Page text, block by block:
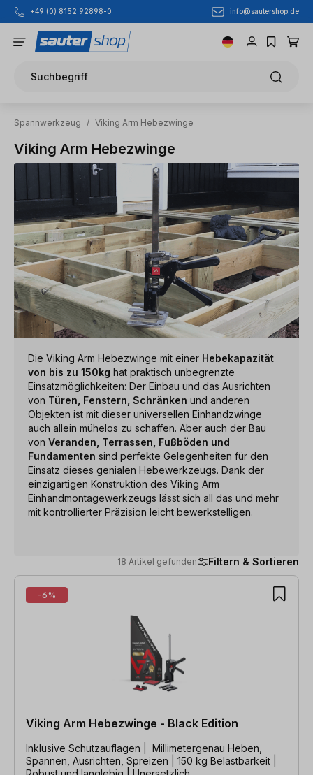
Zum Hauptinhalt springen
+49 (0) 8152 92898-0 info@sautershop.de
Suchbegriff
Spannwerkzeug / Viking Arm Hebezwinge
Viking Arm Hebezwinge
Die Viking Arm Hebezwinge mit einer Hebekapazität
von bis zu 150kg hat praktisch unbegrenzte
Einsatzmöglichkeiten: Der Einbau und das Ausrichten
von Türen, Fenstern, Schränken und anderen
Objekten ist mit dieser universellen Einhandzwinge
auch allein mühelos zu schaffen. Aber auch der Bau
von Veranden, Terrassen, Fußböden und
Fundamenten sind perfekte Gelegenheiten für den
Einsatz dieses genialen Hebewerkzeugs. Dank der
einzigartigen Konstruktion des Viking Arm
Einhandmontagewerkzeugs lässt sich all das und mehr
mit kontrollierter Präzision leicht bewerkstelligen.
18 Artikel gefunden Filtern & Sortieren
18 Artikel gefunden
-6%
Viking Arm Hebezwinge - Black Edition
Inklusive Schutzauflagen | Millimetergenau Heben,
Spannen, Ausrichten, Spreizen | 150 kg Belastbarkeit |